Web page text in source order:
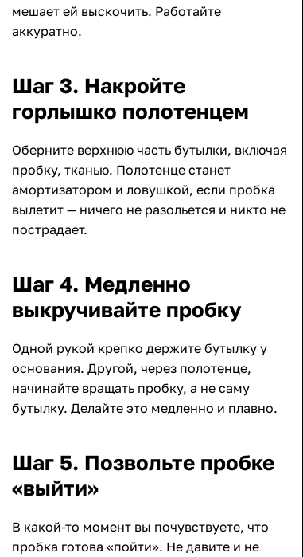
мешает ей выскочить. Работайте
аккуратно.
Шаг 3. Накройте
горлышко полотенцем
Оберните верхнюю часть бутылки, включая
пробку, тканью. Полотенце станет
амортизатором и ловушкой, если пробка
вылетит — ничего не разольется и никто не
пострадает.
Шаг 4. Медленно
выкручивайте пробку
Одной рукой крепко держите бутылку у
основания. Другой, через полотенце,
начинайте вращать пробку, а не саму
бутылку. Делайте это медленно и плавно.
Шаг 5. Позвольте пробке
«выйти»
В какой-то момент вы почувствуете, что
пробка готова «пойти». Не давите и не